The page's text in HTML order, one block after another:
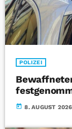
POLIZEI
today 8. AUGUST 2026